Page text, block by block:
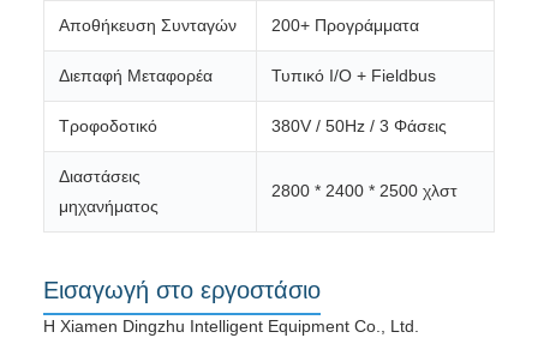
Αποθήκευση Συνταγών 200+ Προγράμματα
Διεπαφή Μεταφορέα Τυπικό I/O + Fieldbus
Τροφοδοτικό 380V / 50Hz / 3 Φάσεις
Διαστάσεις
μηχανήματος
2800 * 2400 * 2500 χλστ
Εισαγωγή στο εργοστάσιο
Η Xiamen Dingzhu Intelligent Equipment Co., Ltd.